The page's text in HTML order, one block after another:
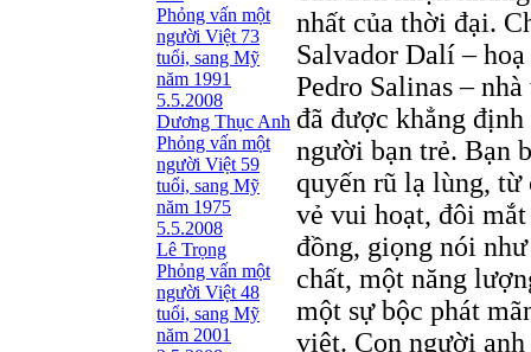
Phỏng vấn một
người Việt 73
tuổi, sang Mỹ
năm 1991
5.5.2008
Dương Thục Anh
Phỏng vấn một
người Việt 59
tuổi, sang Mỹ
năm 1975
5.5.2008
Lê Trọng
Phỏng vấn một
người Việt 48
tuổi, sang Mỹ
năm 2001
nhất của thời đại.
Salvador Dalí –
Pedro Salinas –
đã được khẳng
người bạn trẻ. Bạn
quyến rũ lạ lùng, từ
vẻ vui hoạt, đôi
đồng, giọng nói
chất, một năng
một sự bộc phát
việt. Con người